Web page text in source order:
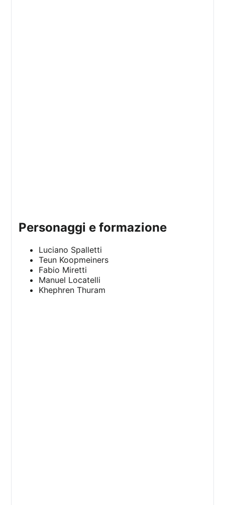
personaggi e formazione
Luciano Spalletti
Teun Koopmeiners
Fabio Miretti
Manuel Locatelli
Khephren Thuram